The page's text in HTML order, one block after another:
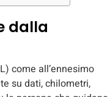
dalla
come all’ennesimo
su dati, chilometri,